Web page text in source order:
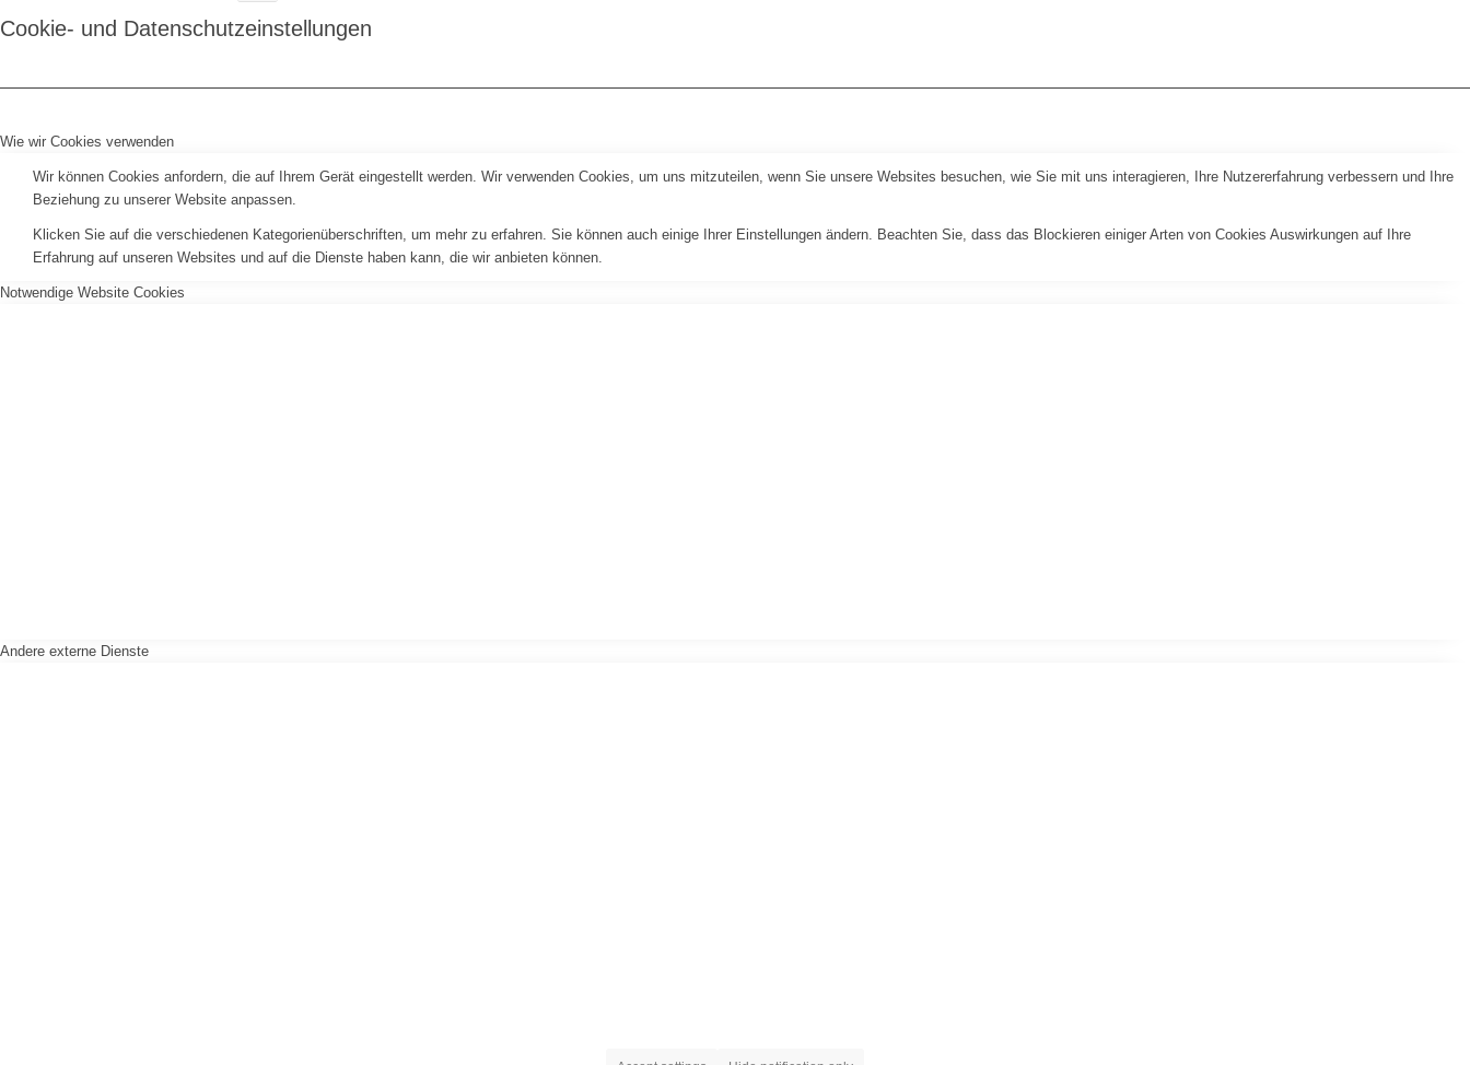
Cookie- und Datenschutzeinstellungen
Wie wir Cookies verwenden
Wir können Cookies anfordern, die auf Ihrem Gerät eingestellt werden. Wir verwenden Cookies, um uns mitzuteilen, wenn Sie unsere Websites besuchen, wie Sie mit uns interagieren, Ihre Nutzererfahrung verbessern und Ihre
Beziehung zu unserer Website anpassen.
Klicken Sie auf die verschiedenen Kategorienüberschriften, um mehr zu erfahren. Sie können auch einige Ihrer Einstellungen ändern. Beachten Sie, dass das Blockieren einiger Arten von Cookies Auswirkungen auf Ihre
Erfahrung auf unseren Websites und auf die Dienste haben kann, die wir anbieten können.
Notwendige Website Cookies
Andere externe Dienste